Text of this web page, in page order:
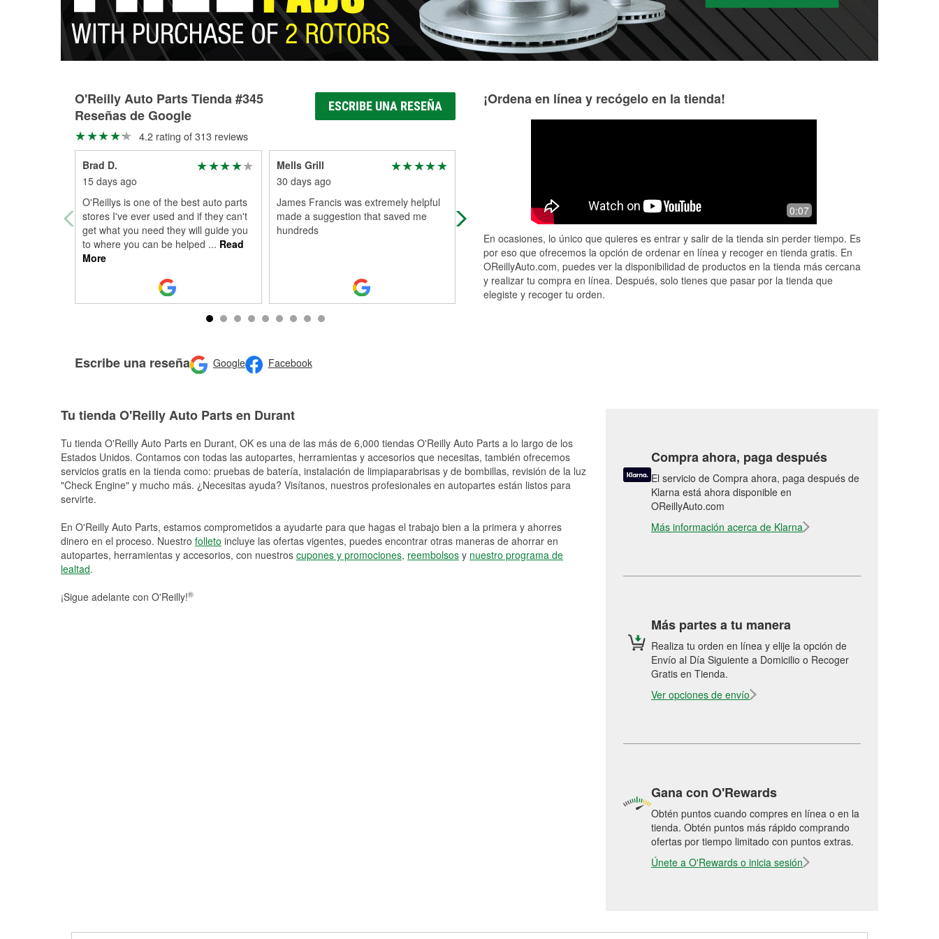
O'Reilly Auto Parts Tienda #345
Reseñas de Google
ESCRIBE UNA RESEÑA
4.2 rating of 313 reviews
Brad D.
15 days ago
O'Reillys is one of the best auto parts
stores I've ever used and if they can't
get what you need they will guide you
to where you can be helped ... Read
More
Mells Grill
30 days ago
James Francis was extremely helpful
made a suggestion that saved me
hundreds
Keith took the time to answer
questions, point me in the right
exactly what I needed. Customer
service like...Read More
Great Location. Friendly and helpful
staff!
Escribe una reseña Google Facebook
¡Ordena en línea y recógelo en la tienda!
0:07
En ocasiones, lo único que quieres es entrar y salir de la tienda sin perder tiempo. Es
por eso que ofrecemos la opción de ordenar en línea y recoger en tienda gratis. En
OReillyAuto.com, puedes ver la disponibilidad de productos en la tienda más cercana
y realizar tu compra en línea. Después, solo tienes que pasar por la tienda que
elegiste y recoger tu orden.
Tu tienda O'Reilly Auto Parts en Durant
Tu tienda O'Reilly Auto Parts en Durant, OK es una de las más de 6,000 tiendas O'Reilly Auto Parts a lo largo de los
Estados Unidos. Contamos con todas las autopartes, herramientas y accesorios que necesitas, también ofrecemos
servicios gratis en la tienda como: pruebas de batería, instalación de limpiaparabrisas y de bombillas, revisión de la luz
"Check Engine" y mucho más. ¿Necesitas ayuda? Visítanos, nuestros profesionales en autopartes están listos para
servirte.
En O'Reilly Auto Parts, estamos comprometidos a ayudarte para que hagas el trabajo bien a la primera y ahorres
dinero en el proceso. Nuestro folleto incluye las ofertas vigentes, puedes encontrar otras maneras de ahorrar en
autopartes, herramientas y accesorios, con nuestros cupones y promociones, reembolsos y nuestro programa de
lealtad.
¡Sigue adelante con O'Reilly!®
Compra ahora, paga después
El servicio de Compra ahora, paga después de
Klarna está ahora disponible en
OReillyAuto.com
Más información acerca de Klarna
Más partes a tu manera
Realiza tu orden en línea y elije la opción de
Envío al Día Siguiente a Domicilio o Recoger
Gratis en Tienda.
Ver opciones de envío
Gana con O'Rewards
Obtén puntos cuando compres en línea o en la
tienda. Obtén puntos más rápido comprando
ofertas por tiempo limitado con puntos extras.
Únete a O'Rewards o inicia sesión